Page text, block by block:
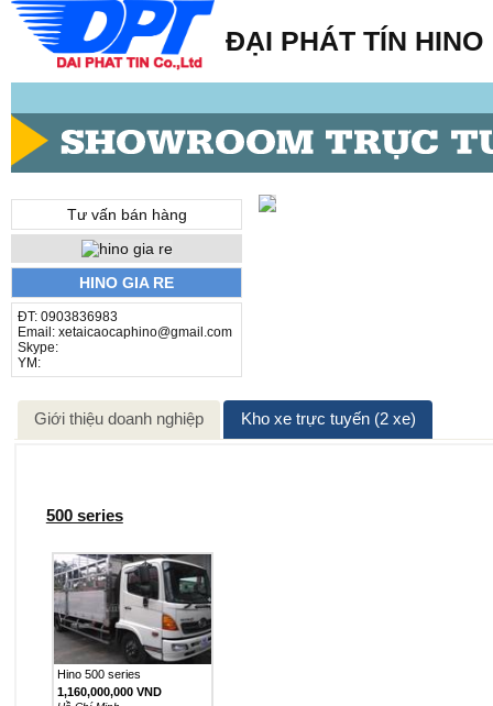
ĐẠI PHÁT TÍN HINO
Tư vấn bán hàng
HINO GIA RE
ĐT: 0903836983
Email: xetaicaocaphino@gmail.com
Skype:
YM:
Giới thiệu doanh nghiệp Kho xe trực tuyến (2 xe)
500 series
Hino 500 series
1,160,000,000 VND